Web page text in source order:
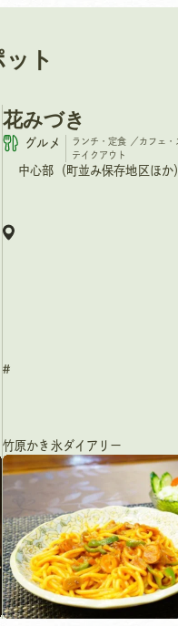
っ
日
帰
り
ト
花みづき
グルメ ランチ・定食 ／ カフェ
テイクアウト
中心部（町並み保存地区ほか
竹原かき氷ダイアリー